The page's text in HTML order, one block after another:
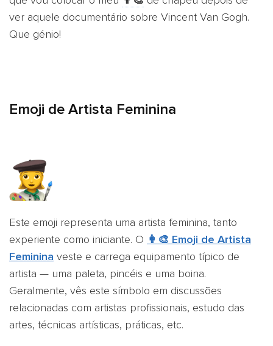
ver aquele documentário sobre Vincent Van Gogh.
Que génio!
Emoji de Artista Feminina
Este emoji representa uma artista feminina, tanto
experiente como iniciante. O 👩‍🎨 Emoji de Artista
Feminina veste e carrega equipamento típico de
artista — uma paleta, pincéis e uma boina.
Geralmente, vês este símbolo em discussões
relacionadas com artistas profissionais, estudo das
artes, técnicas artísticas, práticas, etc.